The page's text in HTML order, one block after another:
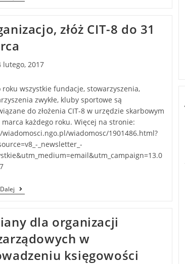
złóż CIT-8 do 31
lutego, 2017
roku wszystkie fundacje, stowarzyszenia,
zwykłe, kluby sportowe są
do złożenia CIT-8 w urzędzie skarbowym
marca każdego roku. Więcej na stronie:
wiadomosc/1901486.html?
_newsletter_-
dla organizacji
w
księgowości